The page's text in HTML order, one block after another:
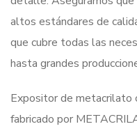
altos estándares de
que cubre todas las
hasta grandes
Expositor de metacrilato
fabricado por